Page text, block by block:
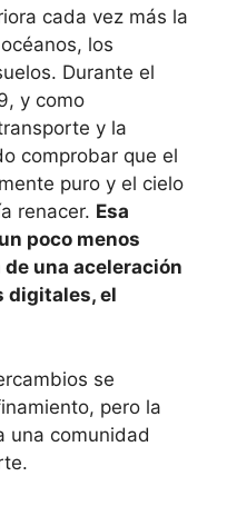
cada vez más la
los
Durante el
y como
y la
comprobar que el
puro y el cielo
renacer. Esa
poco menos
una aceleración
digitales, el
se
pero la
una comunidad